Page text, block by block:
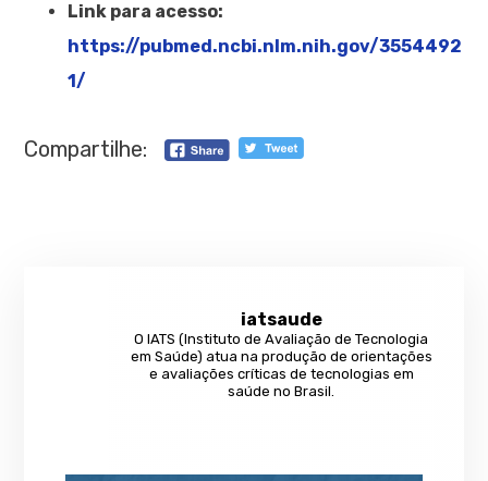
Link para acesso:
https://pubmed.ncbi.nlm.nih.gov/3554492
1/
Compartilhe:
iatsaude
O IATS (Instituto de Avaliação de Tecnologia
em Saúde) atua na produção de orientações
e avaliações críticas de tecnologias em
saúde no Brasil.